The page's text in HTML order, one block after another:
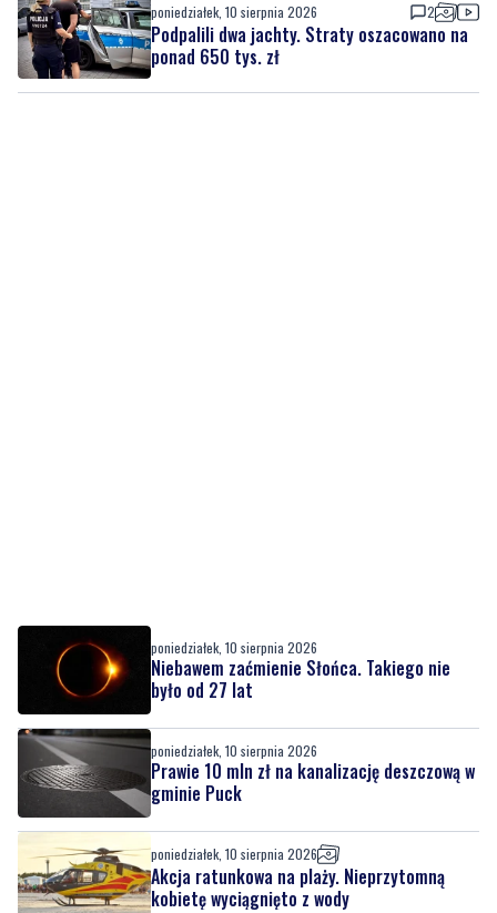
poniedziałek, 10 sierpnia 2026 2
Podpalili dwa jachty. Straty oszacowano na
ponad 650 tys. zł
poniedziałek, 10 sierpnia 2026
Niebawem zaćmienie Słońca. Takiego nie
było od 27 lat
poniedziałek, 10 sierpnia 2026
Prawie 10 mln zł na kanalizację deszczową w
gminie Puck
poniedziałek, 10 sierpnia 2026
Akcja ratunkowa na plaży. Nieprzytomną
kobietę wyciągnięto z wody